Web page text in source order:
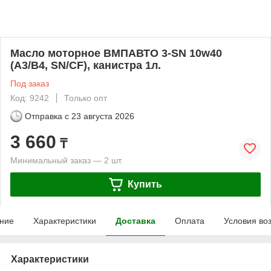
Масло моторное ВМПАВТО 3-SN 10w40
(A3/B4, SN/CF), канистра 1л.
Под заказ
Код: 9242
Только опт
Отправка с 23 августа 2026
3 660 ₸
Минимальный заказ — 2 шт.
Купить
Характеристики Доставка Оплата Условия
Характеристики